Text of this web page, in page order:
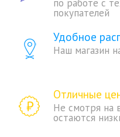
по работе с
покупателей
Удобное
Наш магазин
Отличные
Не смотря на
остаются